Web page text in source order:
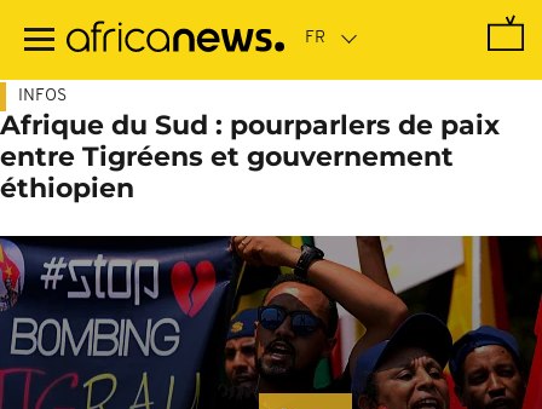
contenu
INFOS
Afrique du Sud : pourparlers de paix
entre Tigréens et gouvernement
éthiopien